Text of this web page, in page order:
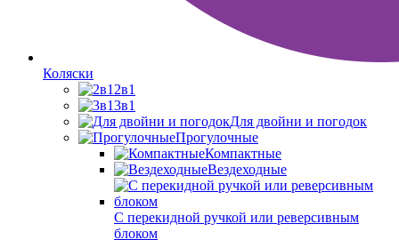
Коляски
2в1
3в1
Для двойни и погодок
Прогулочные
Компактные
Вездеходные
С перекидной ручкой или реверсивным
блоком